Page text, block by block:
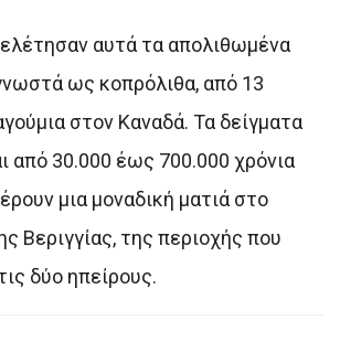
αυτά τα απολιθωμένα
ως κοπρόλιθα, από 13
στον Καναδά. Τα δείγματα
από 30.000 έως 700.000 χρόνια
μια μοναδική ματιά στο
Βεριγγίας, της περιοχής που
δύο ηπείρους.